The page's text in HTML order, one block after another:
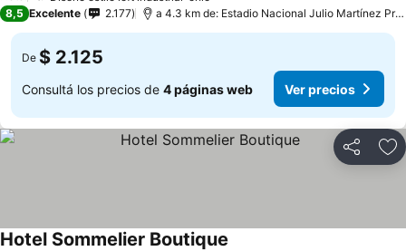
8,5 Excelente 2.177 a 4.3 km de: Estadio Nacional Julio Martínez Prádanos
De $ 2.125
Consultá los precios de 4 páginas web Ver precios
Compartir
Hotel Sommelier Boutique